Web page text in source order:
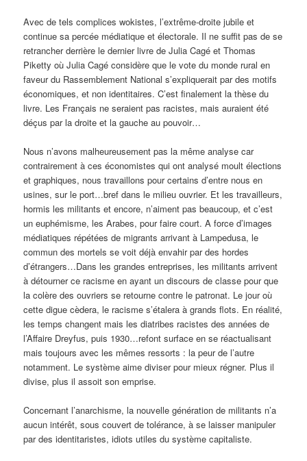
Avec de tels complices wokistes, l’extrême-droite jubile et
continue sa percée médiatique et électorale. Il ne suffit pas de se
retrancher derrière le dernier livre de Julia Cagé et Thomas
Piketty où Julia Cagé considère que le vote du monde rural en
faveur du Rassemblement National s’expliquerait par des motifs
économiques, et non identitaires. C’est finalement la thèse du
livre. Les Français ne seraient pas racistes, mais auraient été
déçus par la droite et la gauche au pouvoir…
Nous n’avons malheureusement pas la même analyse car
contrairement à ces économistes qui ont analysé moult élections
et graphiques, nous travaillons pour certains d’entre nous en
usines, sur le port…bref dans le milieu ouvrier. Et les travailleurs,
hormis les militants et encore, n’aiment pas beaucoup, et c’est
un euphémisme, les Arabes, pour faire court. A force d’images
médiatiques répétées de migrants arrivant à Lampedusa, le
commun des mortels se voit déjà envahir par des hordes
d’étrangers…Dans les grandes entreprises, les militants arrivent
à détourner ce racisme en ayant un discours de classe pour que
la colère des ouvriers se retourne contre le patronat. Le jour où
cette digue cèdera, le racisme s’étalera à grands flots. En réalité,
les temps changent mais les diatribes racistes des années de
l’Affaire Dreyfus, puis 1930…refont surface en se réactualisant
mais toujours avec les mêmes ressorts : la peur de l’autre
notamment. Le système aime diviser pour mieux régner. Plus il
divise, plus il assoit son emprise.
Concernant l’anarchisme, la nouvelle génération de militants n’a
aucun intérêt, sous couvert de tolérance, à se laisser manipuler
par des identitaristes, idiots utiles du système capitaliste.